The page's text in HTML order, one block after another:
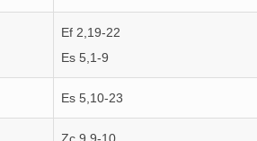
Ef 2,19-22
Es 5,1-9
Es 5,10-23